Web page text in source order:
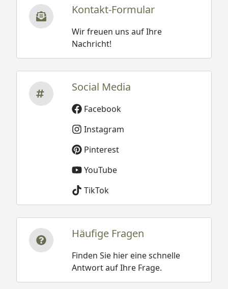
Kontakt-Formular
Wir freuen uns auf Ihre
Nachricht!
Social Media
Facebook
Instagram
Pinterest
YouTube
TikTok
Häufige Fragen
Finden Sie hier eine schnelle
Antwort auf Ihre Frage.